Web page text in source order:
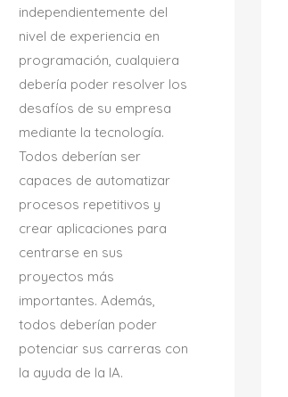
independientemente del
nivel de experiencia en
programación, cualquiera
debería poder resolver los
desafíos de su empresa
mediante la tecnología.
Todos deberían ser
capaces de automatizar
procesos repetitivos y
crear aplicaciones para
centrarse en sus
proyectos más
importantes. Además,
todos deberían poder
potenciar sus carreras con
la ayuda de la IA.